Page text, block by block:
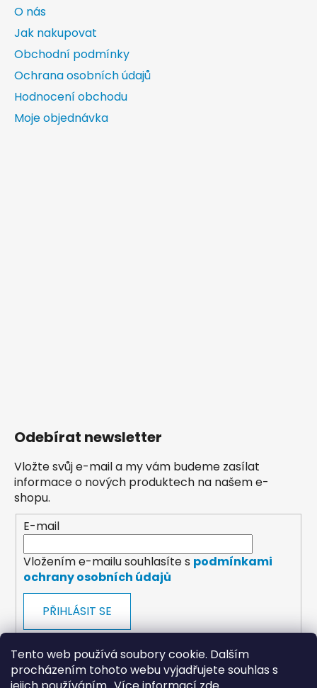
Tento web používá soubory cookie. Dalším
procházením tohoto webu vyjadřujete souhlas s
O nás
Jak nakupovat
Obchodní podmínky
Ochrana osobních údajů
Hodnocení obchodu
Moje objednávka
Odebírat newsletter
Vložte svůj e-mail a my vám budeme zasílat
informace o nových produktech na našem e-
shopu.
E-mail
Vložením e-mailu souhlasíte s podmínkami
ochrany osobních údajů
PŘIHLÁSIT SE